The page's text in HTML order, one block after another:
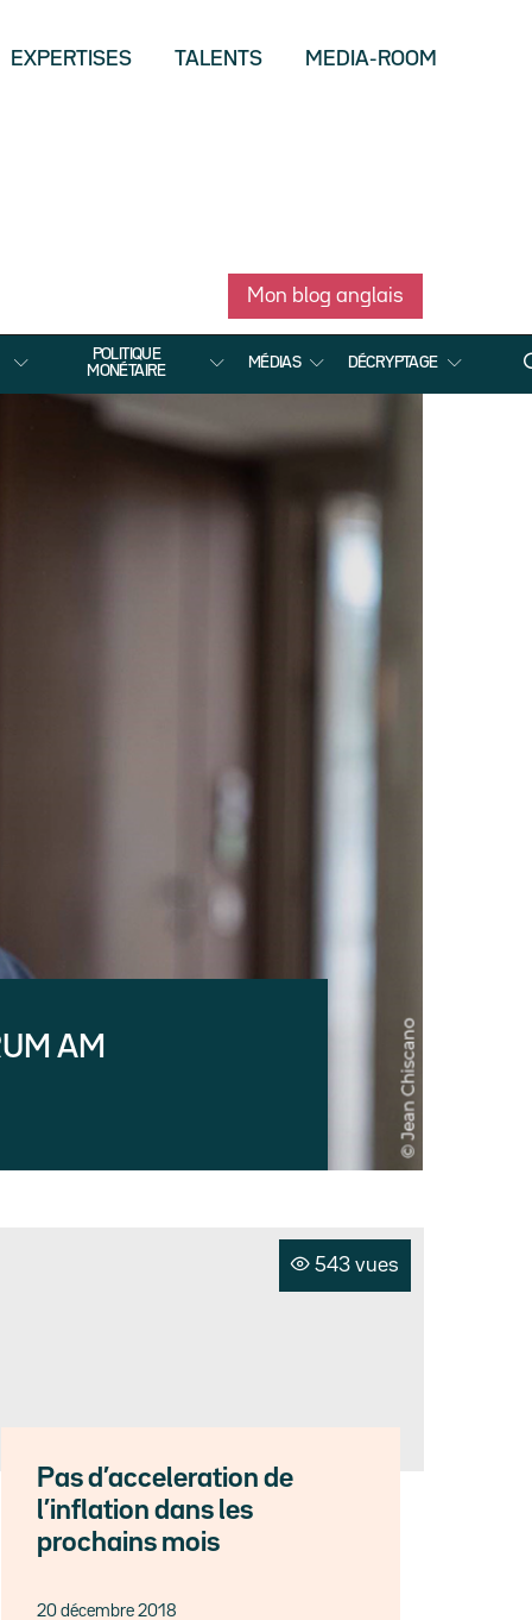
EXPERTISES TALENTS MEDIA-ROOM
Mon blog anglais
POLITIQUE
MONÉTAIRE
MÉDIAS DÉCRYPTAGE
AM
543 vues
Pas d’acceleration de
l’inflation dans les
prochains mois
20 décembre 2018